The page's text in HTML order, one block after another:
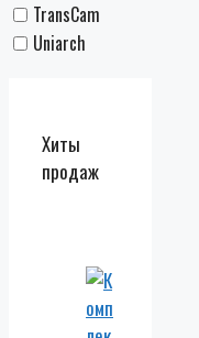
TransCam
Uniarch
Хиты
продаж